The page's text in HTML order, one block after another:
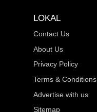
LOKAL
Contact Us
About Us
Privacy Policy
Terms & Conditions
Advertise with us
Sitemap